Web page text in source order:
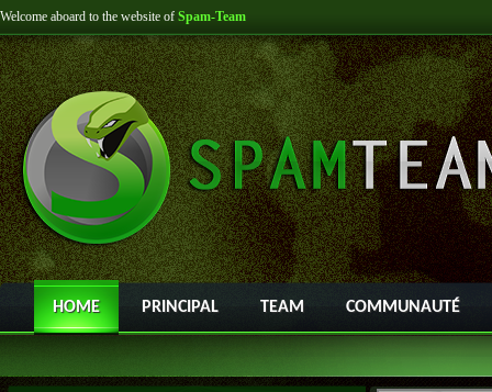
Welcome aboard to the website of Spam-Team
HOME PRINCIPAL TEAM COMMUNAUTÉ